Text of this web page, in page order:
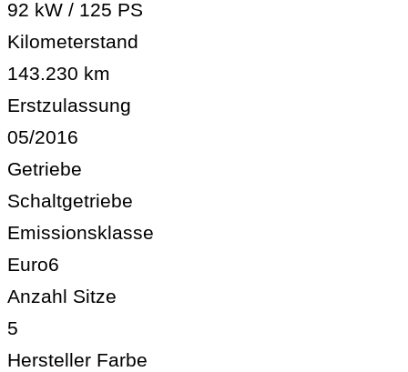
92 kW / 125 PS
Kilometerstand
143.230 km
Erstzulassung
05/2016
Getriebe
Schaltgetriebe
Emissionsklasse
Euro6
Anzahl Sitze
5
Hersteller Farbe